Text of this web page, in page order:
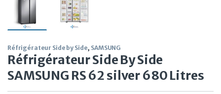
Réfrigérateur Side by Side, SAMSUNG
Réfrigérateur Side By Side
SAMSUNG RS 62 silver 680 Litres